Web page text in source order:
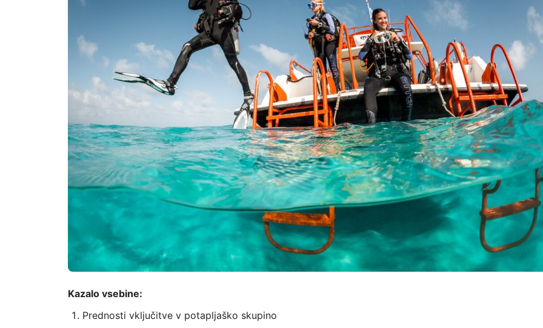
Kazalo vsebine:
Prednosti vključitve v potapljaško skupino